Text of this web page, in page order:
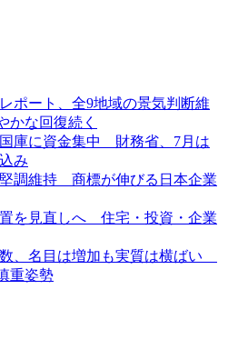
ポート、全9地域の景気判断維
な回復続く
庫に資金集中 財務省、7月は
み
調維持 商標が伸びる日本企業
を見直しへ 住宅・投資・企業
、名目は増加も実質は横ばい
重姿勢